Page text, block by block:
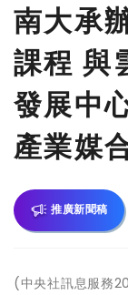
南大承
課程 與
發展中
產業媒
推廣新聞稿
(中央社訊息服務